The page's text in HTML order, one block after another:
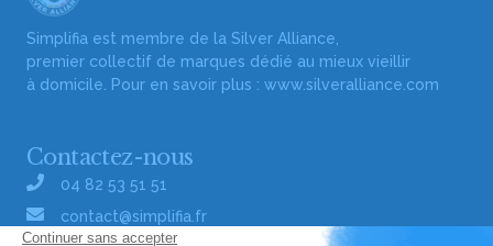
Simplifia est membre de la Silver Alliance,
premier collectif de marques dédié au mieux vieillir
à domicile. Pour en savoir plus : www.silveralliance.com
Contactez-nous
04 82 53 51 51
contact@simplifia.fr